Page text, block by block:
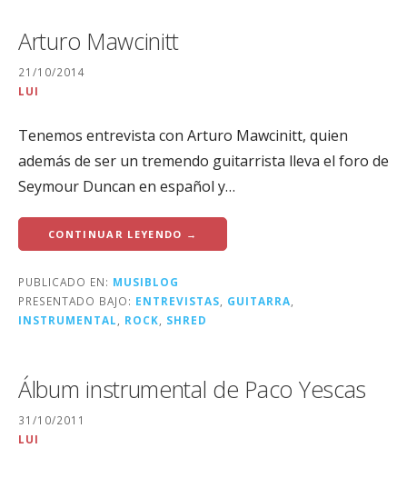
Arturo Mawcinitt
21/10/2014
LUI
Tenemos entrevista con Arturo Mawcinitt, quien
además de ser un tremendo guitarrista lleva el foro de
Seymour Duncan en español y…
CONTINUAR LEYENDO →
PUBLICADO EN: MUSIBLOG
PRESENTADO BAJO: ENTREVISTAS, GUITARRA,
INSTRUMENTAL, ROCK, SHRED
Álbum instrumental de Paco Yescas
31/10/2011
LUI